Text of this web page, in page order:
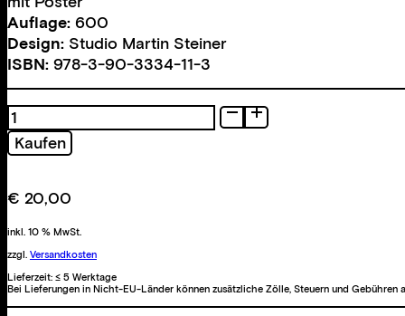
Auflage: 600
Design: Studio Martin Steiner
ISBN: 978-3-90-3334-11-3
Teens
(in
their
Menge
Kaufen
€ 20,00
inkl. 10 % MwSt.
zzgl. Versandkosten
Lieferzeit: ≤ 5 Werktage
Bei Lieferungen in Nicht-EU-Länder können zusätzliche Zölle, Steuern und Gebühren